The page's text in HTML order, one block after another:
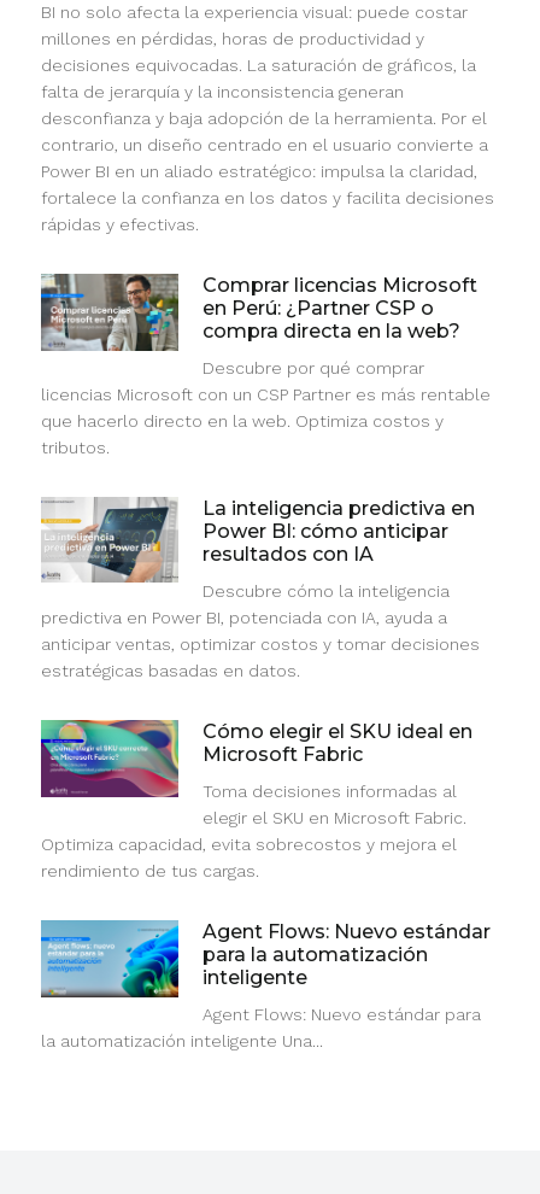
BI no solo afecta la experiencia visual: puede costar
millones en pérdidas, horas de productividad y
decisiones equivocadas. La saturación de gráficos, la
falta de jerarquía y la inconsistencia generan
desconfianza y baja adopción de la herramienta. Por el
contrario, un diseño centrado en el usuario convierte a
Power BI en un aliado estratégico: impulsa la claridad,
fortalece la confianza en los datos y facilita decisiones
rápidas y efectivas.
Comprar licencias Microsoft
en Perú: ¿Partner CSP o
compra directa en la web?
Descubre por qué comprar
licencias Microsoft con un CSP Partner es más rentable
que hacerlo directo en la web. Optimiza costos y
tributos.
La inteligencia predictiva en
Power BI: cómo anticipar
resultados con IA
Descubre cómo la inteligencia
predictiva en Power BI, potenciada con IA, ayuda a
anticipar ventas, optimizar costos y tomar decisiones
estratégicas basadas en datos.
Cómo elegir el SKU ideal en
Microsoft Fabric
Toma decisiones informadas al
elegir el SKU en Microsoft Fabric.
Optimiza capacidad, evita sobrecostos y mejora el
rendimiento de tus cargas.
Agent Flows: Nuevo estándar
para la automatización
inteligente
Agent Flows: Nuevo estándar para
la automatización inteligente Una...